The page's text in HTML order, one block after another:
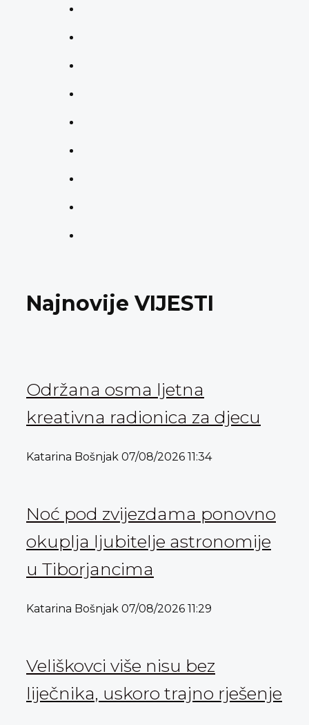
Najnovije VIJESTI
Održana osma ljetna
kreativna radionica za djecu
Katarina Bošnjak 07/08/2026 11:34
Noć pod zvijezdama ponovno
okuplja ljubitelje astronomije
u Tiborjancima
Katarina Bošnjak 07/08/2026 11:29
Veliškovci više nisu bez
liječnika, uskoro trajno rješenje